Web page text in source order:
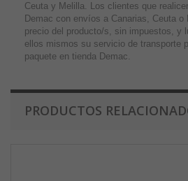
Ceuta y Melilla. Los clientes que
Demac con envíos a Canarias, Ceuta o
precio del producto/s, sin impuestos, y
ellos mismos su servicio de transporte
paquete en tienda Demac.
PRODUCTOS